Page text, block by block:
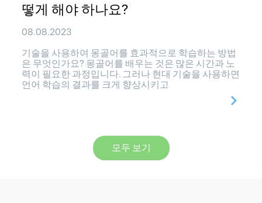
떻게 해야 하나요?
08.08.2023
기술을 사용하여 몽골어를 효과적으로 학습하는 방법
은 무엇인가요? 몽골어를 배우는 것은 많은 시간과 노
력이 필요한 과정입니다. 그러나 현대 기술을 사용하면
언어 학습의 결과를 크게 향상시키고
모두 보기